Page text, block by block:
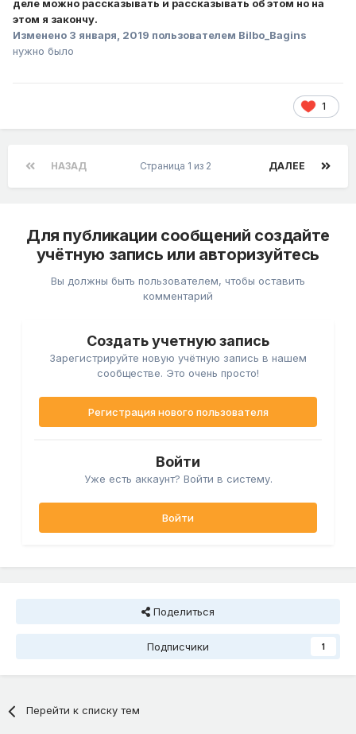
деле можно рассказывать и рассказывать об этом но на
этом я закончу.
Изменено 3 января, 2019 пользователем Bilbo_Bagins
нужно было
1
НАЗАД ДАЛЕЕ
Страница 1 из 2
Для публикации сообщений создайте
учётную запись или авторизуйтесь
Вы должны быть пользователем, чтобы оставить
комментарий
Создать учетную запись
Зарегистрируйте новую учётную запись в нашем
сообществе. Это очень просто!
Регистрация нового пользователя
Войти
Уже есть аккаунт? Войти в систему.
Войти
Поделиться
Подписчики 1
Перейти к списку тем